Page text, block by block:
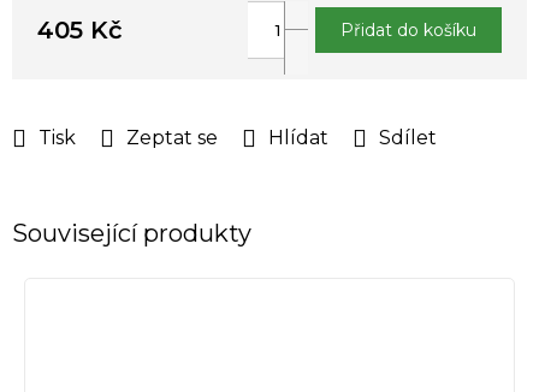
Tisk Zeptat se Hlídat Sdílet
405 Kč Přidat do košíku
Související produkty